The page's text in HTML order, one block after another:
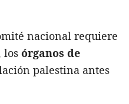
nacional requiere
los órganos de
palestina antes